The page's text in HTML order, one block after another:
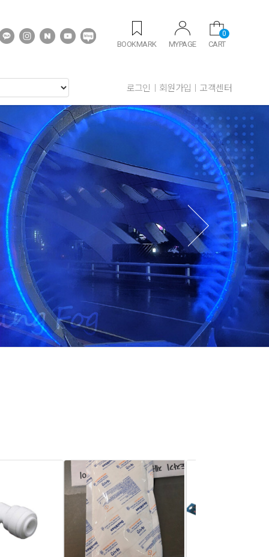
BOOKMARK MYPAGE CART
0
로그인 회원가입 고객센터